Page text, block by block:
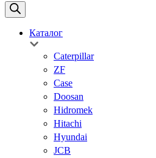
Каталог
Caterpillar
ZF
Case
Doosan
Hidromek
Hitachi
Hyundai
JCB